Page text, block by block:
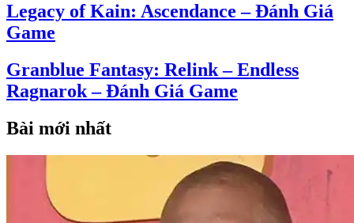
Legacy of Kain: Ascendance – Đánh Giá
Game
Granblue Fantasy: Relink – Endless
Ragnarok – Đánh Giá Game
Bài mới nhất